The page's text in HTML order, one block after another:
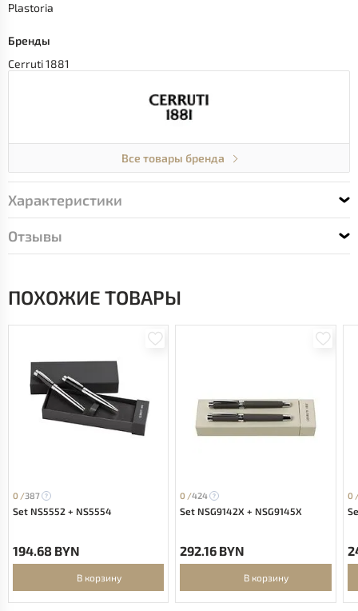
Plastoria
Бренды
Cerruti 1881
Все товары бренда
Характеристики
Отзывы
ПОХОЖИЕ ТОВАРЫ
0 /387
Set NS5552 + NS5554
194.68 BYN
В корзину
0 /424
Set NSG9142X + NSG9145X
292.16 BYN
В корзину
0